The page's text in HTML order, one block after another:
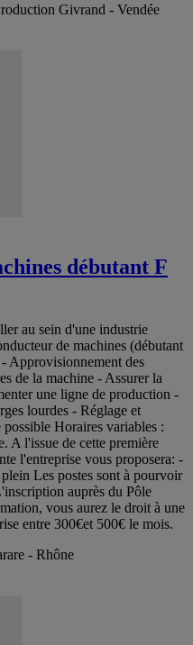
Givrand - Vendée
débutant F
au sein d'une industrie
de machines (débutant
Approvisionnement des
de la machine - Assurer la
une ligne de production -
lourdes - Réglage et
Horaires variables :
A l'issue de cette première
l'entreprise vous proposera: -
Les postes sont à pourvoir
auprès du Pôle
vous aurez le droit à une
entre 300€et 500€ le mois.
- Rhône